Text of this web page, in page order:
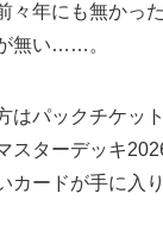
々年にも無かっ
無い……。
はパックチケッ
スターデッキ
カードが手に入り